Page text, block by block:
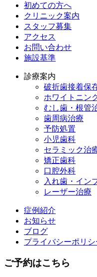
初めての方へ
クリニック案内
スタッフ募集
アクセス
お問い合わせ
施設基準
診療案内
破折歯接着保
ホワイトニン
むし歯・根管
歯周病治療
予防処置
小児歯科
セラミック治
矯正歯科
口腔外科
入れ歯・イン
レーザー治療
症例紹介
お知らせ
ブログ
プライバシーポリシ
ご予約はこちら